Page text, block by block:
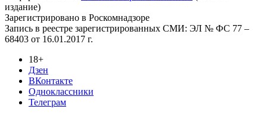
издание)
Зарегистрировано в Роскомнадзоре
Запись в реестре зарегистрированных СМИ: ЭЛ № ФС 77 –
68403 от 16.01.2017 г.
18+
Дзен
ВКонтакте
Одноклассники
Телеграм